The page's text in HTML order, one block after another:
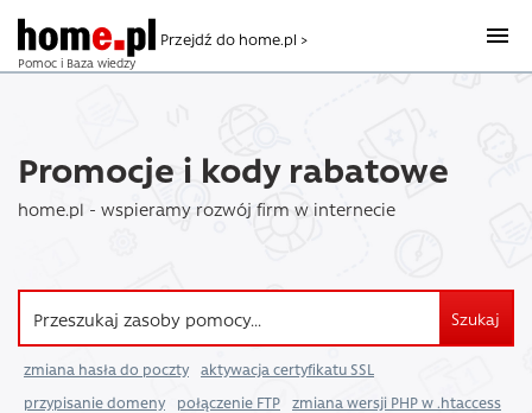
Pomoc i Baza wiedzy
Przejdź do home.pl >
Promocje i kody rabatowe
home.pl - wspieramy rozwój firm w internecie
Szukaj
zmiana hasła do poczty
aktywacja certyfikatu SSL
przypisanie domeny
połączenie FTP zmiana wersji PHP w .htaccess